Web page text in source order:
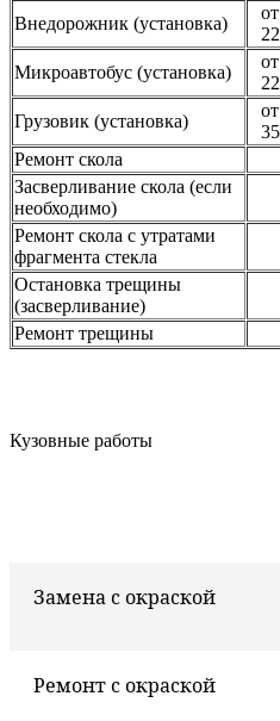
Внедорожник (установка)
Микроавтобус (установка)
Грузовик (установка)
Ремонт скола
Засверливание скола (если
необходимо)
Ремонт скола с утратами
фрагмента стекла
Остановка трещины
(засверливание)
Ремонт трещины
Кузовные работы
Замена с окраской
Ремонт с окраской